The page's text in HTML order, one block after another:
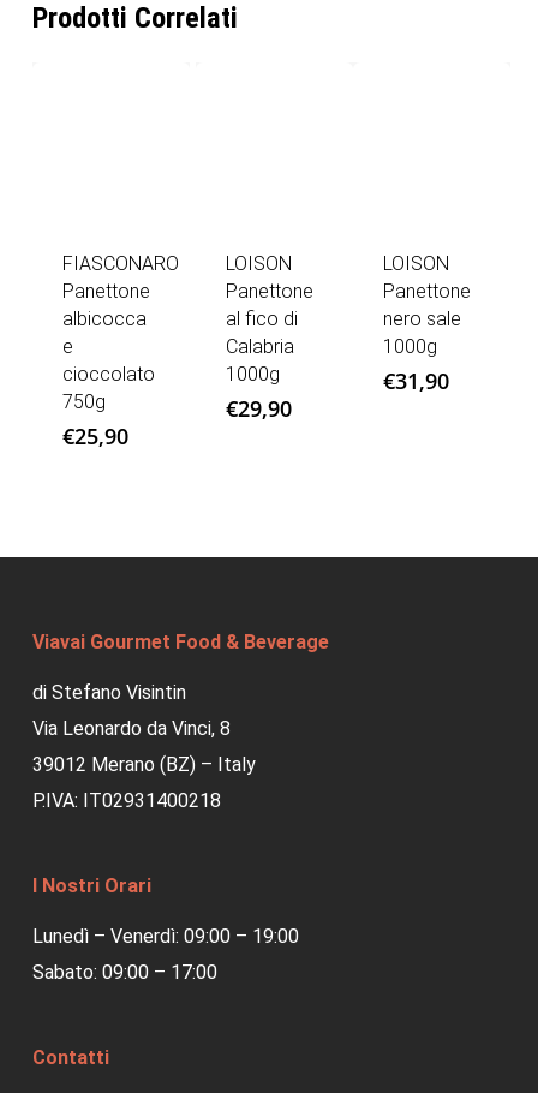
Prodotti Correlati
FIASCONARO
Panettone
albicocca
e
cioccolato
750g
€25,90
LOISON
Panettone
al fico di
Calabria
1000g
€29,90
LOISON
Panettone
nero sale
1000g
€31,90
Viavai Gourmet Food & Beverage
di Stefano Visintin
Via Leonardo da Vinci, 8
39012 Merano (BZ) – Italy
P.IVA: IT02931400218
I Nostri Orari
Lunedì – Venerdì: 09:00 – 19:00
Sabato: 09:00 – 17:00
Contatti